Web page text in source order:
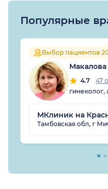
Популярные
Выбор пациентов
4.7
47
МКлиник на
Тамбовская обл, г